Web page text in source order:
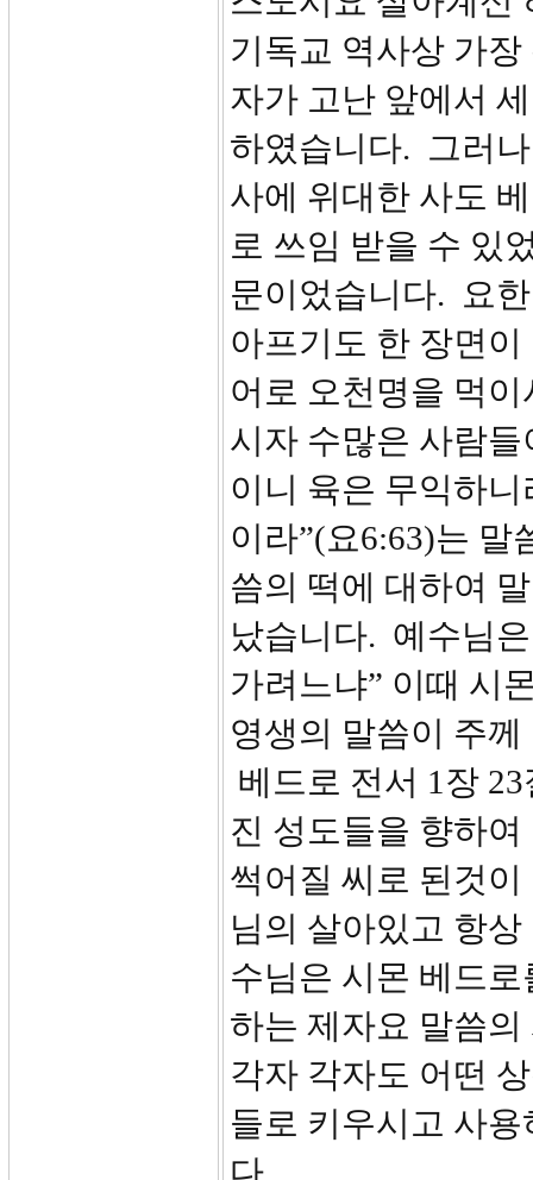
기독교 역사상 가
자가 고난 앞에서
하였습니다. 그러
사에 위대한 사도
로 쓰임 받을 수 있
문이었습니다. 요
아프기도 한 장면
어로 오천명을 먹
시자 수많은 사람
이니 육은 무익하
이라”(요6:63)는
씀의 떡에 대하여
났습니다. 예수님
가려느냐” 이때 시
영생의 말씀이 주
베드로 전서 1장
진 성도들을 향하
썩어질 씨로 된것
님의 살아있고 항
수님은 시몬 베드
하는 제자요 말씀
각자 각자도 어떤
들로 키우시고 사
다.